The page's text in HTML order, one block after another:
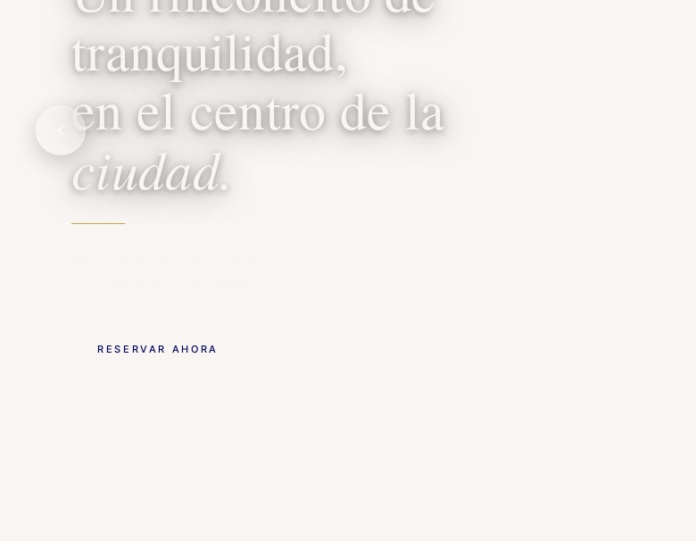
tranquilidad,
en el centro de la
ciudad.
RESERVAR AHORA